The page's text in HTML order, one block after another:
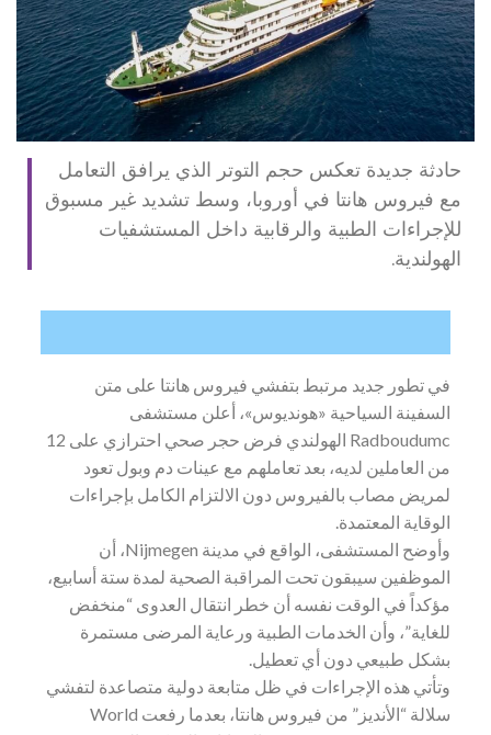
حادثة جديدة تعكس حجم التوتر الذي يرافق التعامل
مع فيروس هانتا في أوروبا، وسط تشديد غير مسبوق
للإجراءات الطبية والرقابية داخل المستشفيات
الهولندية.
في تطور جديد مرتبط بتفشي فيروس هانتا على متن
السفينة السياحية «هونديوس»، أعلن مستشفى
Radboudumc الهولندي فرض حجر صحي احترازي على 12
من العاملين لديه، بعد تعاملهم مع عينات دم وبول تعود
لمريض مصاب بالفيروس دون الالتزام الكامل بإجراءات
الوقاية المعتمدة.
وأوضح المستشفى، الواقع في مدينة Nijmegen، أن
الموظفين سيبقون تحت المراقبة الصحية لمدة ستة أسابيع،
مؤكداً في الوقت نفسه أن خطر انتقال العدوى “منخفض
للغاية”، وأن الخدمات الطبية ورعاية المرضى مستمرة
بشكل طبيعي دون أي تعطيل.
وتأتي هذه الإجراءات في ظل متابعة دولية متصاعدة لتفشي
سلالة “الأنديز” من فيروس هانتا، بعدما رفعت World